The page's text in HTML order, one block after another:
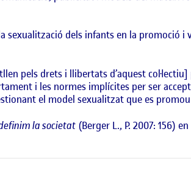
sexualització dels infants en la promoció i
pels drets i llibertats d’aquest
i les normes implícites per ser
el model sexualitzat que es
la societat (Berger L., P. 2007: 156)